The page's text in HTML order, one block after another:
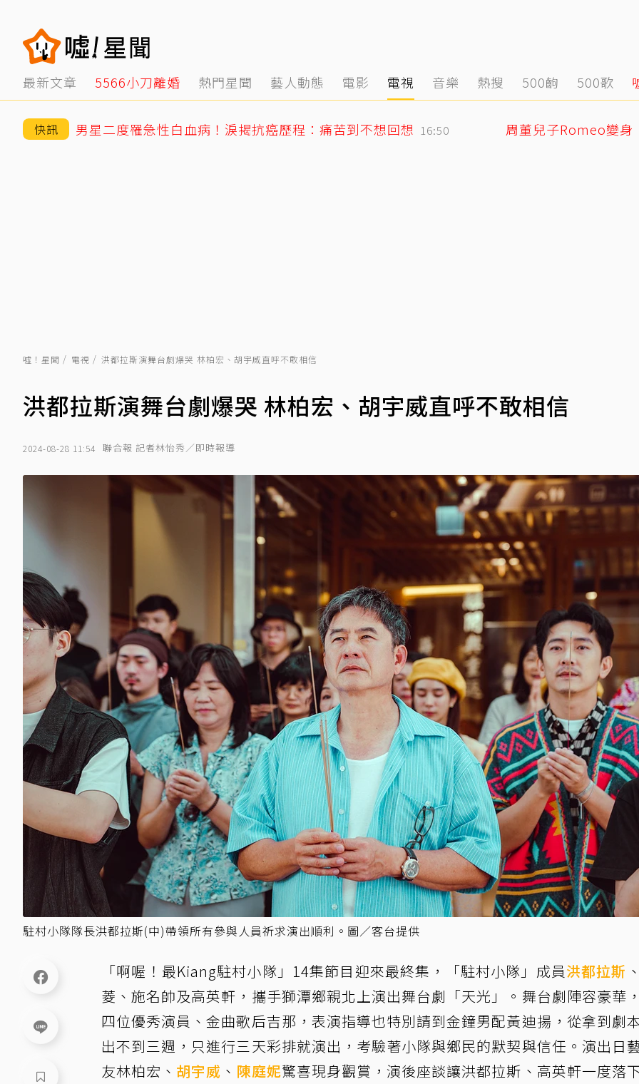
最新文章 5566小刀離婚 熱門星聞 藝人動態 電影 電視 音樂 熱搜 500齣 500歌
快訊 男星二度罹急性白血病！淚揭抗癌歷程：痛苦到不想回想 16:50 周董兒子Romeo變身
噓！星聞 電視 洪都拉斯演舞台劇爆哭 林柏宏、胡宇威直呼不敢相信
洪都拉斯演舞台劇爆哭 林柏宏、胡宇威直呼不敢相信
2024-08-28 11:54 聯合報 記者林怡秀／即時報導
駐村小隊隊長洪都拉斯(中)帶領所有參與人員祈求演出順利。圖／客台提供
「啊喔！最Kiang駐村小隊」14集節目迎來最終集，「駐村小隊」成員洪都拉斯
菱、施名帥及高英軒，攜手獅潭鄉親北上演出舞台劇「天光」。舞台劇陣容豪華
四位優秀演員、金曲歌后吉那，表演指導也特別請到金鐘男配黃迪揚，從拿到劇
出不到三週，只進行三天彩排就演出，考驗著小隊與鄉民的默契與信任。演出日
友林柏宏、 胡宇威 、 陳庭妮驚喜現身觀賞，演後座談讓洪都拉斯、高英軒一度落